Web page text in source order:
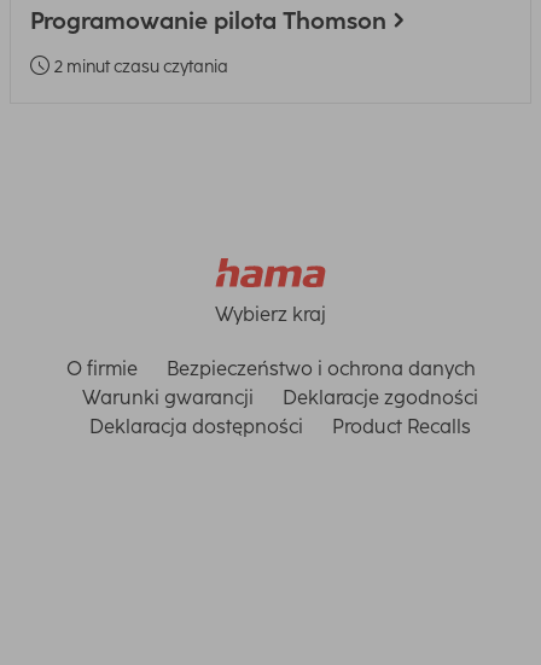
Programowanie pilota Thomson
2 minut czasu czytania
Wybierz kraj
O firmie
Bezpieczeństwo i ochrona danych
Warunki gwarancji
Deklaracje zgodności
Deklaracja dostępności
Product Recalls